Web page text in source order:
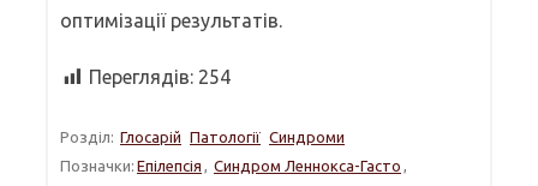
оптимізації результатів.
Переглядів: 254
Розділ: Глосарій Патології Синдроми
Позначки: Епілепсія , Синдром Леннокса-Гасто ,